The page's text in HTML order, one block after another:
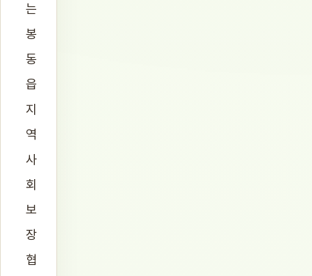
는
봉
동
읍
지
역
사
회
보
장
협